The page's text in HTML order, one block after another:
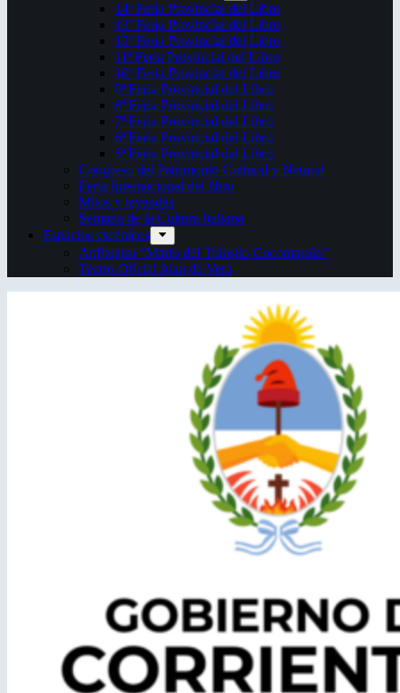
14ª Feria Provincial del Libro
13ª Feria Provincial del Libro
12ª Feria Provincial del Libro
11ª Feria Provincial del Libro
10ª Feria Provincial del Libro
9ª Feria Provincial del Libro
8ª Feria Provincial del Libro
7ª Feria Provincial del Libro
6ª Feria Provincial del Libro
5ª Feria Provincial del Libro
Congreso del Patrimonio Cultural y Natural
Feria Internacional del libro
Mitos y leyendas
Semana de la Cultura Italiana
Espacios escénicos
Anfiteatro “Mario del Tránsito Cocomarola”
Teatro Oficial Juan de Vera